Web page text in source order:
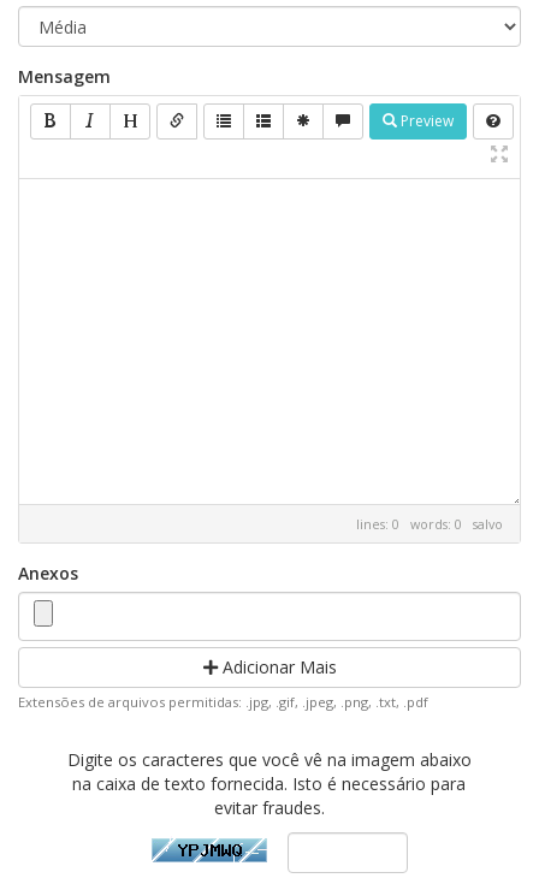
Mensagem
Preview
lines: 0 words: 0 salvo
Anexos
Adicionar Mais
Extensões de arquivos permitidas: .jpg, .gif, .jpeg, .png, .txt, .pdf
Digite os caracteres que você vê na imagem abaixo
na caixa de texto fornecida. Isto é necessário para
evitar fraudes.